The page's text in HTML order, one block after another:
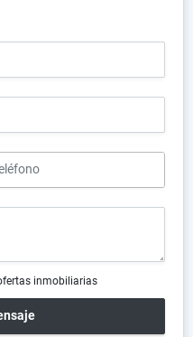
inmobiliarias